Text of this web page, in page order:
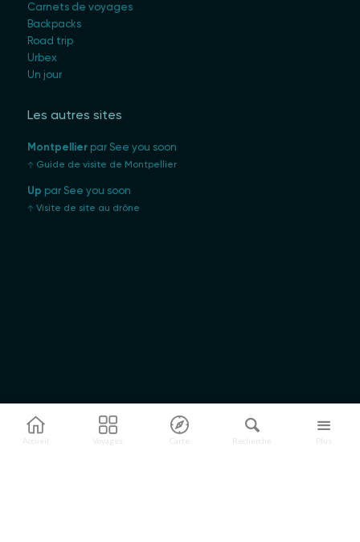
Accueil Voyages Carte Recherche Plus
Carnets de voyages
Backpacks
Road trip
Urbex
Un jour
Les autres sites
Montpellier par See you soon
Guide de visite de Montpellier
Up par See you soon
Visite de site au drône